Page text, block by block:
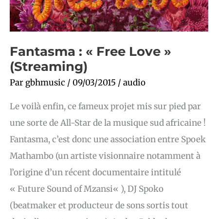
Fantasma : « Free Love »
(Streaming)
Par gbhmusic / 09/03/2015 / audio
Le voilà enfin, ce fameux projet mis sur pied par
une sorte de All-Star de la musique sud africaine !
Fantasma, c’est donc une association entre Spoek
Mathambo (un artiste visionnaire notamment à
l’origine d’un récent documentaire intitulé
« Future Sound of Mzansi« ), DJ Spoko
(beatmaker et producteur de sons sortis tout